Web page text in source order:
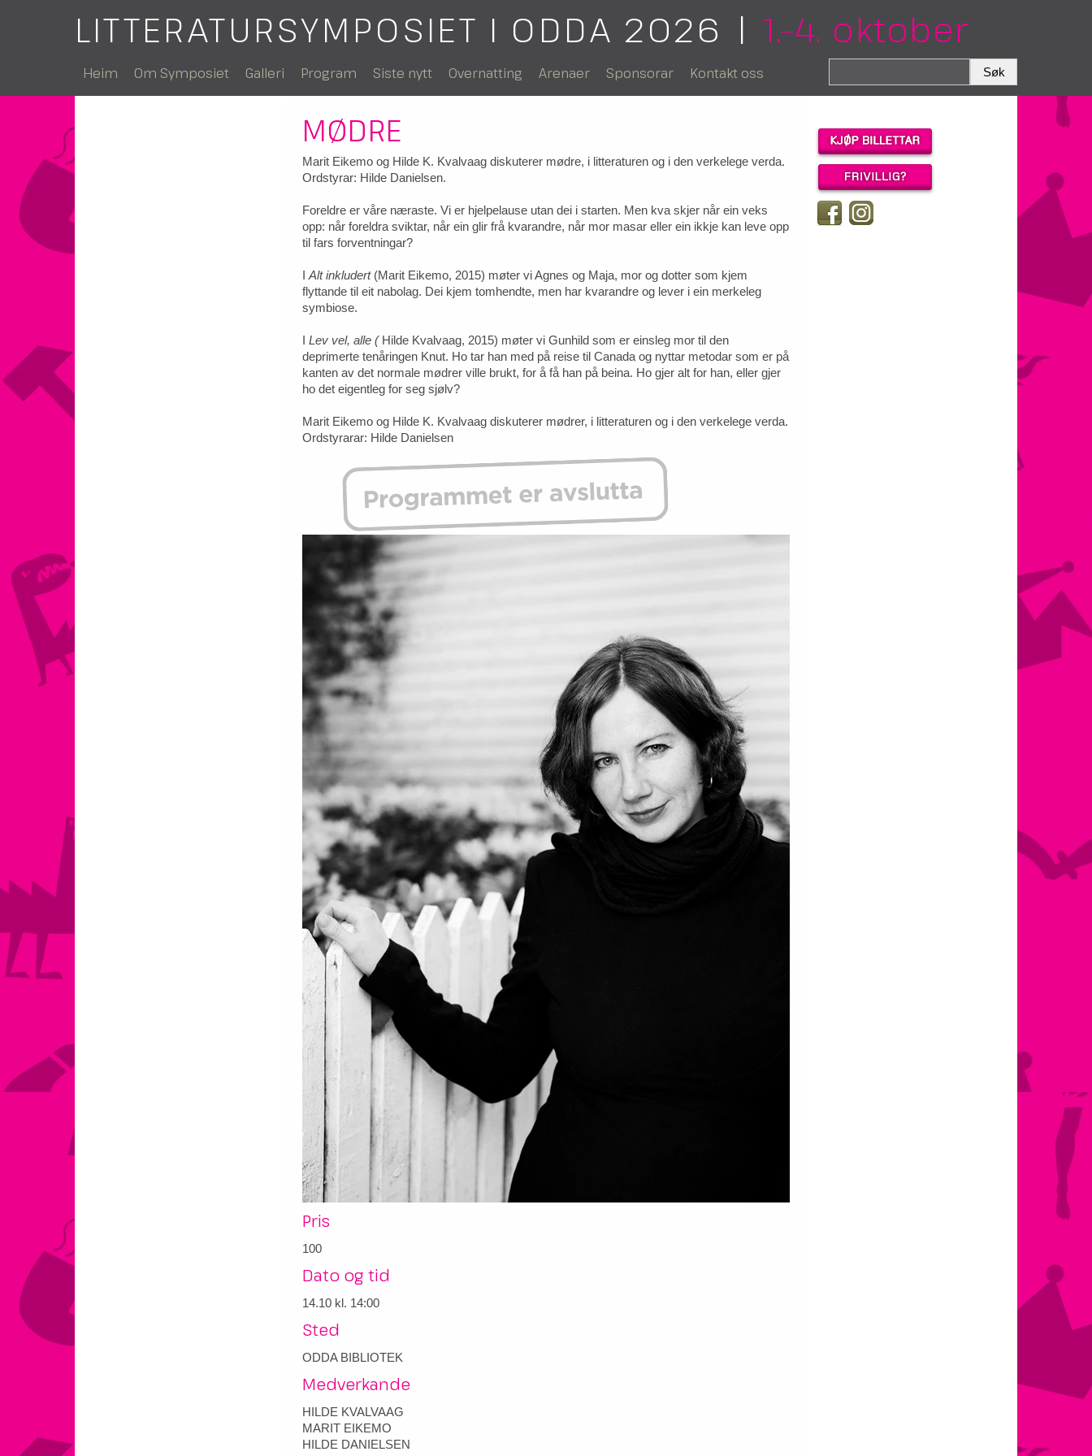
LITTERATURSYMPOSIET I ODDA 2026 | 1.–4. oktober
Heim Om Symposiet Galleri Program Siste nytt Overnatting Arenaer Sponsorar Kontakt oss
MØDRE
Marit Eikemo og Hilde K. Kvalvaag diskuterer mødre, i litteraturen og i den verkelege verda.
Ordstyrar: Hilde Danielsen.
Foreldre er våre næraste. Vi er hjelpelause utan dei i starten. Men kva skjer når ein veks
opp: når foreldra sviktar, når ein glir frå kvarandre, når mor masar eller ein ikkje kan leve opp
til fars forventningar?
I Alt inkludert (Marit Eikemo, 2015) møter vi Agnes og Maja, mor og dotter som kjem
flyttande til eit nabolag. Dei kjem tomhendte, men har kvarandre og lever i ein merkeleg
symbiose.
I Lev vel, alle ( Hilde Kvalvaag, 2015) møter vi Gunhild som er einsleg mor til den
deprimerte tenåringen Knut. Ho tar han med på reise til Canada og nyttar metodar som er på
kanten av det normale mødrer ville brukt, for å få han på beina. Ho gjer alt for han, eller gjer
ho det eigentleg for seg sjølv?
Marit Eikemo og Hilde K. Kvalvaag diskuterer mødrer, i litteraturen og i den verkelege verda.
Ordstyrarar: Hilde Danielsen
Pris
100
Dato og tid
14.10 kl. 14:00
Sted
ODDA BIBLIOTEK
Medverkande
HILDE KVALVAAG
MARIT EIKEMO
HILDE DANIELSEN